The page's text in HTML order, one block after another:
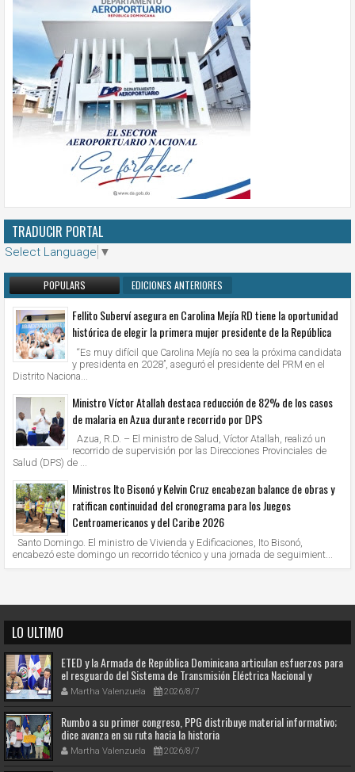
TRADUCIR PORTAL
Select Language ▼
POPULARS EDICIONES ANTERIORES
Fellito Suberví asegura en Carolina Mejía RD tiene la oportunidad
histórica de elegir la primera mujer presidente de la República
“Es muy difícil que Carolina Mejía no sea la próxima candidata
y presidenta en 2028”, aseguró el presidente del PRM en el
Distrito Naciona...
Ministro Víctor Atallah destaca reducción de 82% de los casos
de malaria en Azua durante recorrido por DPS
Azua, R.D. – El ministro de Salud, Víctor Atallah, realizó un
recorrido de supervisión por las Direcciones Provinciales de
Salud (DPS) de ...
Ministros Ito Bisonó y Kelvin Cruz encabezan balance de obras y
ratifican continuidad del cronograma para los Juegos
Centroamericanos y del Caribe 2026
Santo Domingo. El ministro de Vivienda y Edificaciones, Ito Bisonó,
encabezó este domingo un recorrido técnico y una jornada de seguimient...
LO ULTIMO
ETED y la Armada de República Dominicana articulan esfuerzos para
el resguardo del Sistema de Transmisión Eléctrica Nacional y
fortalecimiento de capacidades.
Martha Valenzuela 2026/8/7
Rumbo a su primer congreso, PPG distribuye material informativo;
dice avanza en su ruta hacia la historia
Martha Valenzuela 2026/8/7